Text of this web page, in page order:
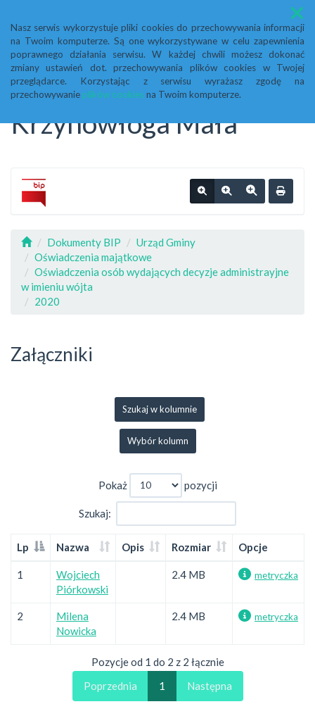
Nasz serwis wykorzystuje pliki cookies do przechowywania informacji
na Twoim komputerze. Są one wykorzystywane w celu zapewnienia
poprawnego działania serwisu. W każdej chwili możesz dokonać
zmiany ustawień dot. przechowywania plików cookies w Twojej
przeglądarce. Korzystając z serwisu wyrażasz zgodę na
przechowywanie plików cookiesna Twoim komputerze.
Menu
Biuletyn Informacji
Publicznej Urząd Gminy
Krzynowłoga Mała
Dokumenty BIP
Urząd Gminy
Oświadczenia majątkowe
Oświadczenia osób wydających decyzje administrayjne
w imieniu wójta
2020
Załączniki
Szukaj w kolumnie
Wybór kolumn
Pokaż pozycji
Szukaj:
Lp Nazwa Opis Rozmiar Opcje
1
Wojciech
Piórkowski
2.4 MB metryczka
2
Milena
Nowicka
2.4 MB metryczka
Pozycje od 1 do 2 z 2 łącznie
Poprzednia
1 Następna